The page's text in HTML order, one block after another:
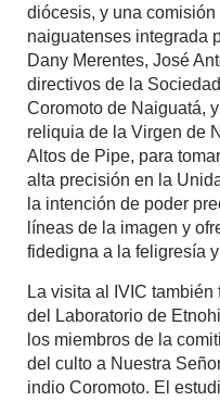
diócesis, y una
naiguatenses integrada
Dany Merentes, José
directivos de la
Coromoto de Naiguatá,
reliquia de la Virgen de
Altos de Pipe, para
alta precisión en la
la intención de poder
líneas de la imagen y
fidedigna a la feligresía
La visita al IVIC
del Laboratorio de
los miembros de la
del culto a Nuestra
indio Coromoto. El